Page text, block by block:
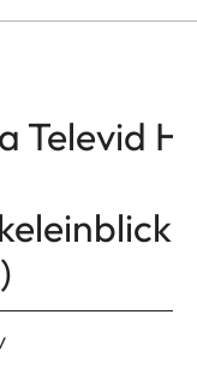
Televid